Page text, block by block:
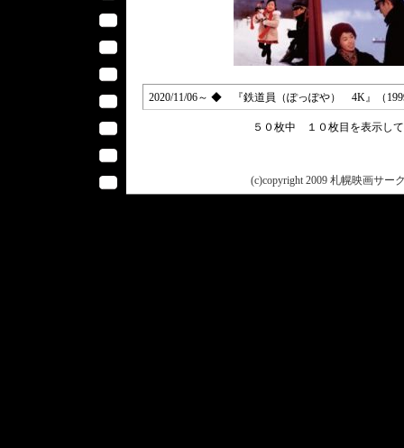
2020/11/06～ ◆ 『鉄道員（ぽっぽや） 4K』（
５０枚中 １０枚目を表示し
(c)copyright 2009 札幌映画サー